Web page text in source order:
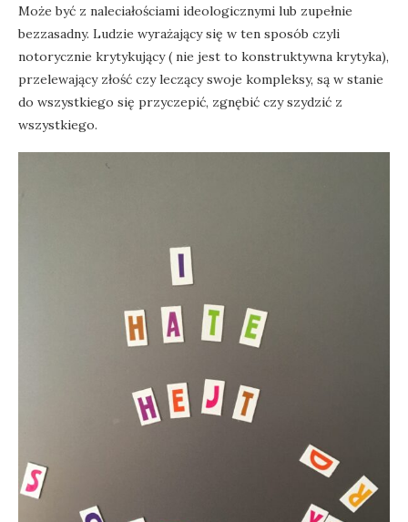
Może być z naleciałościami ideologicznymi lub zupełnie
bezzasadny. Ludzie wyrażający się w ten sposób czyli
notorycznie krytykujący ( nie jest to konstruktywna krytyka),
przelewający złość czy leczący swoje kompleksy, są w stanie
do wszystkiego się przyczepić, zgnębić czy szydzić z
wszystkiego.